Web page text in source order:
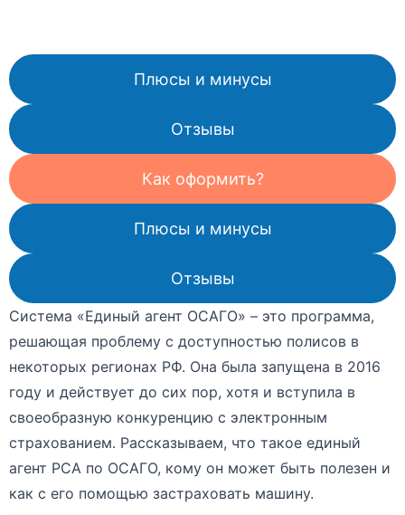
Плюсы и минусы
Отзывы
Как оформить?
Плюсы и минусы
Отзывы
Система «Единый агент ОСАГО» – это программа,
решающая проблему с доступностью полисов в
некоторых регионах РФ. Она была запущена в 2016
году и действует до сих пор, хотя и вступила в
своеобразную конкуренцию с электронным
страхованием. Рассказываем, что такое единый
агент РСА по ОСАГО, кому он может быть полезен и
как с его помощью застраховать машину.